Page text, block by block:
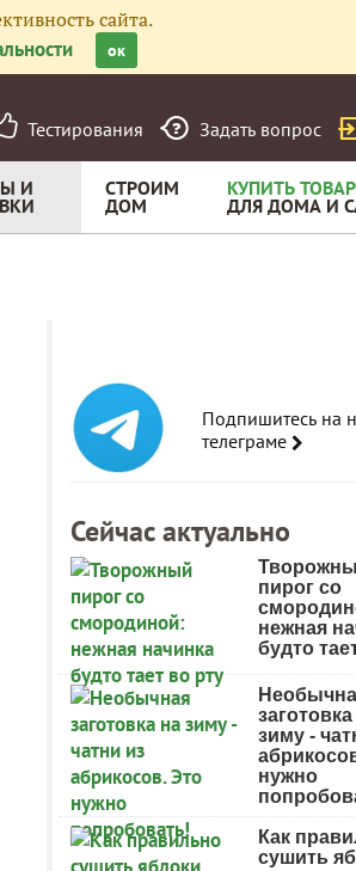
сайта.
ок
Тестирования Задать вопрос
И СТРОИМ
ДОМ
КУПИТЬ
ДЛЯ ДОМА И
Подпишитесь на
телеграме
Сейчас актуально
пирог со
нежная
будто
зиму -
нужно
Как
сушить